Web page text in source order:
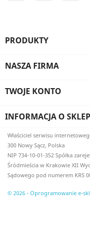
PRODUKTY
NASZA FIRMA
TWOJE KONTO
INFORMACJA O
Właściciel serwisu
300 Nowy Sącz, Polska
NIP 734-10-01-352 Spółka
Śródmieścia w Krakowie XII
Sądowego pod numerem KRS
© 2026 - Oprogramowanie e-